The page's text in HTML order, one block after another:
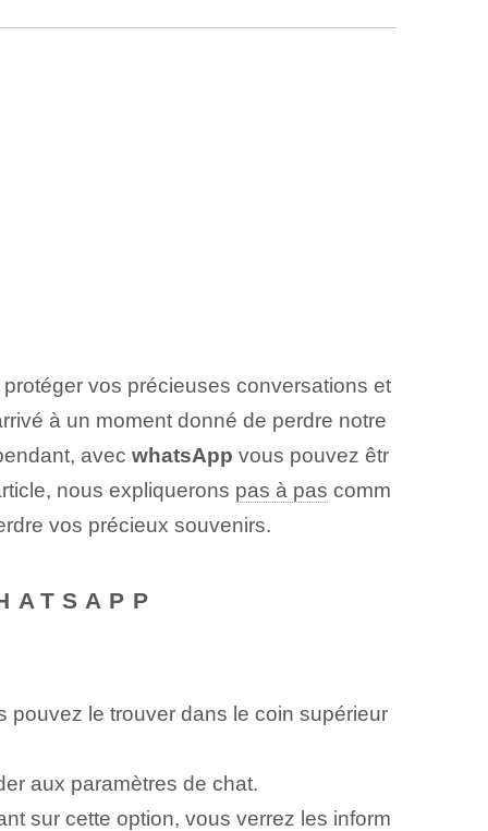
vos précieuses conversations et
à un moment donné de perdre notre
avec whatsApp vous pouvez êtr
nous expliquerons pas à pas comm
vos précieux souvenirs.
pouvez le trouver dans le coin supérieur
aux paramètres de chat.
sur cette option, vous verrez les inform